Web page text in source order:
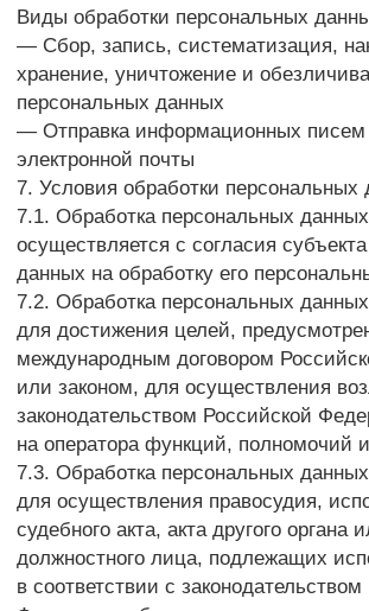
данных, если срок хранения персональных данных
не установлен федеральным законом, договором,
стороной которого, выгодоприобретателем или
поручителем по которому является субъект
8.9. Условием прекращения обработки
персональных данных может являться достижение
целей обработки персональных данных, истечение
срока действия согласия субъекта персональных
данных, отзыв согласия субъектом персональных
данных или требование о прекращении обработки
неправомерной обработки персональных данных.
9. Перечень действий, производимых Оператором
с полученными персональными данными
9.1. Оператор осуществляет сбор, запись,
систематизацию, накопление, хранение, уточнение
(обновление, изменение), извлечение,
предоставление, доступ), обезличивание,
блокирование, удаление и уничтожение
персональных данных.
9.2. Оператор осуществляет автоматизированную
обработку персональных данных с получением и/
или передачей полученной информации
по информационно-телекоммуникационным сетям
или без таковой.
10. Трансграничная передача персональных данных
10.1. Оператор до начала осуществления
деятельности по трансграничной передаче